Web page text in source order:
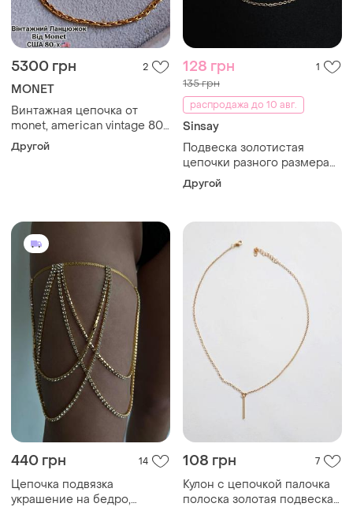
Винтажная цепочка от
monet, american vintage 80-
xДругой
распродажа до 10 авг.
цепочки разного размера
колье цепочка ожерелье
Другой
440 грн
Цепочка подвязка
украшение на бедро,
украшение подвязки на
ножку, обольстительный
цепочками, цепочка стразы
на ножку
Другой
108 грн
Кулон с цепочкой палочка
золотистая на шею длинная
минималистичный цепочка
ТОП объявлений